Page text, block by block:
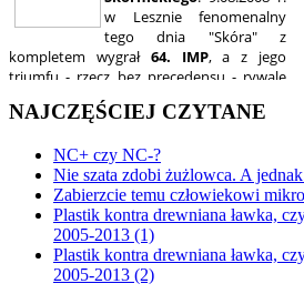
NAJCZĘŚCIEJ CZYTANE
NC+ czy NC-?
Nie szata zdobi żużlowca. A
Zabierzcie temu człowiekowi
Plastik kontra drewniana ławka,
2005-2013 (1)
Plastik kontra drewniana ławka,
2005-2013 (2)